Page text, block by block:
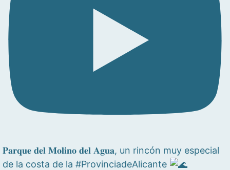
𝐏𝐚𝐫𝐪𝐮𝐞 𝐝𝐞𝐥 𝐌𝐨𝐥𝐢𝐧𝐨 𝐝𝐞𝐥 𝐀𝐠𝐮𝐚, un rincón muy especial
de la costa de la #ProvinciadeAlicante